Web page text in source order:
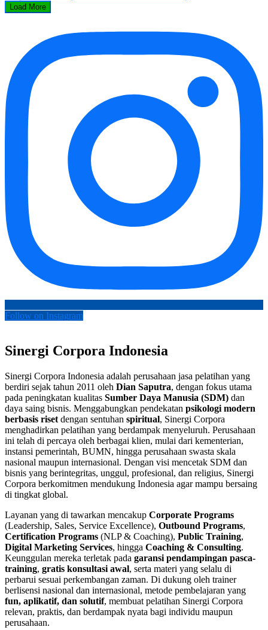
Load More
Follow on Instagram
Sinergi Corpora Indonesia
Sinergi Corpora Indonesia adalah perusahaan jasa pelatihan yang
berdiri sejak tahun 2011 oleh Dian Saputra, dengan fokus utama
pada peningkatan kualitas Sumber Daya Manusia (SDM) dan
daya saing bisnis. Menggabungkan pendekatan psikologi modern
berbasis riset dengan sentuhan spiritual, Sinergi Corpora
menghadirkan pelatihan yang berdampak menyeluruh. Perusahaan
ini telah di percaya oleh berbagai klien, mulai dari kementerian,
instansi pemerintah, BUMN, hingga perusahaan swasta skala
nasional maupun internasional. Dengan visi mencetak SDM dan
bisnis yang berintegritas, unggul, profesional, dan religius, Sinergi
Corpora berkomitmen mendukung Indonesia agar mampu bersaing
di tingkat global.
Layanan yang di tawarkan mencakup Corporate Programs
(Leadership, Sales, Service Excellence), Outbound Programs,
Certification Programs (NLP & Coaching), Public Training,
Digital Marketing Services, hingga Coaching & Consulting.
Keunggulan mereka terletak pada garansi pendampingan pasca-
training, gratis konsultasi awal, serta materi yang selalu di
perbarui sesuai perkembangan zaman. Di dukung oleh trainer
berlisensi nasional dan internasional, metode pembelajaran yang
fun, aplikatif, dan solutif, membuat pelatihan Sinergi Corpora
relevan, praktis, dan berdampak nyata bagi individu maupun
perusahaan.